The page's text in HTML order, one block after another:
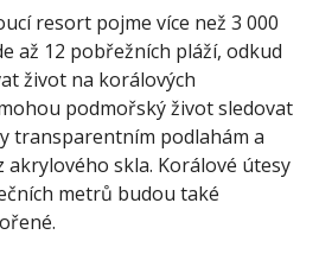
resort pojme více než 3 000
až 12 pobřežních pláží, odkud
život na korálových
podmořský život sledovat
transparentním podlahám a
akrylového skla. Korálové útesy
metrů budou také